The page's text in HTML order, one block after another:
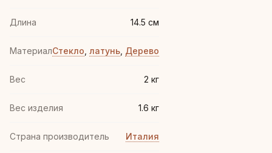
Длина 14.5 см
МатериалСтекло латунь Дерево
Вес 2 кг
Вес изделия 1.6 кг
Страна производитель Италия